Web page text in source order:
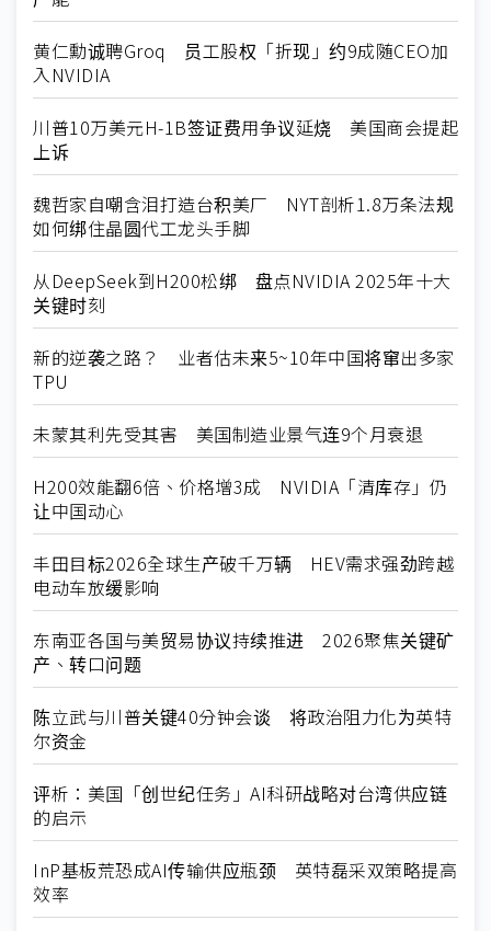
黄仁勳诚聘Groq 员工股权「折现」约9成随CEO加
入NVIDIA
川普10万美元H-1B签证费用争议延烧 美国商会提起
上诉
魏哲家自嘲含泪打造台积美厂 NYT剖析1.8万条法规
如何绑住晶圆代工龙头手脚
从DeepSeek到H200松绑 盘点NVIDIA 2025年十大
关键时刻
新的逆袭之路？ 业者估未来5~10年中国将窜出多家
TPU
未蒙其利先受其害 美国制造业景气连9个月衰退
H200效能翻6倍、价格增3成 NVIDIA「清库存」仍
让中国动心
丰田目标2026全球生产破千万辆 HEV需求强劲跨越
电动车放缓影响
东南亚各国与美贸易协议持续推进 2026聚焦关键矿
产、转口问题
陈立武与川普关键40分钟会谈 将政治阻力化为英特
尔资金
评析：美国「创世纪任务」AI科研战略对台湾供应链
的启示
InP基板荒恐成AI传输供应瓶颈 英特磊采双策略提高
效率